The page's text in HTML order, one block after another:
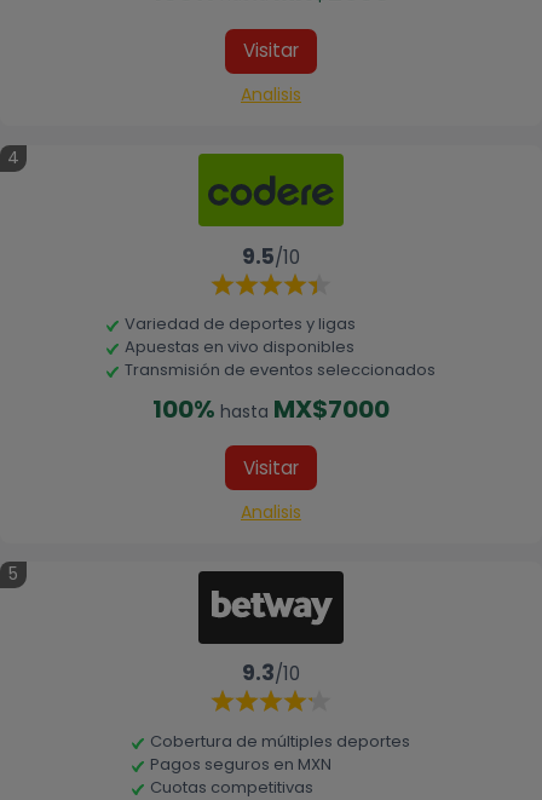
Visitar
Analisis
4
9.5/10
Variedad de deportes y ligas
Apuestas en vivo disponibles
Transmisión de eventos seleccionados
100% hasta MX$7000
Visitar
Analisis
5
9.3/10
Cobertura de múltiples deportes
Pagos seguros en MXN
Cuotas competitivas